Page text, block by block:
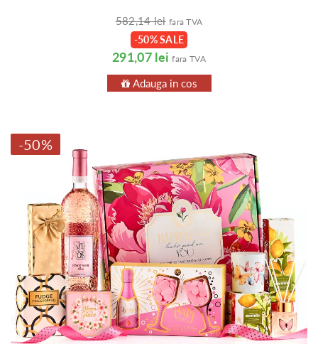
582,14 lei fara TVA
-50% SALE
291,07 lei fara TVA
Adauga in cos
-50%